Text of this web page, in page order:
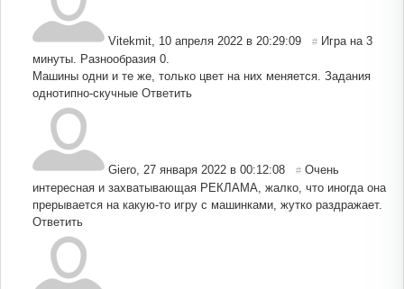
Vitekmit 10 апреля 2022 в 20:29:09 # Игра на 3
минуты. Разнообразия 0.
Машины одни и те же, только цвет на них меняется. Задания
однотипно-скучные Ответить
Giero 27 января 2022 в 00:12:08 # Очень
интересная и захватывающая РЕКЛАМА, жалко, что иногда она
прерывается на какую-то игру с машинками, жутко раздражает.
Ответить